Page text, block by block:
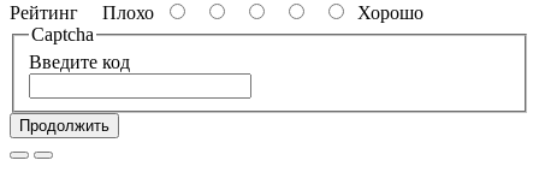
Рейтинг Плохо
Хорошо
Captcha
Введите код
Продолжить